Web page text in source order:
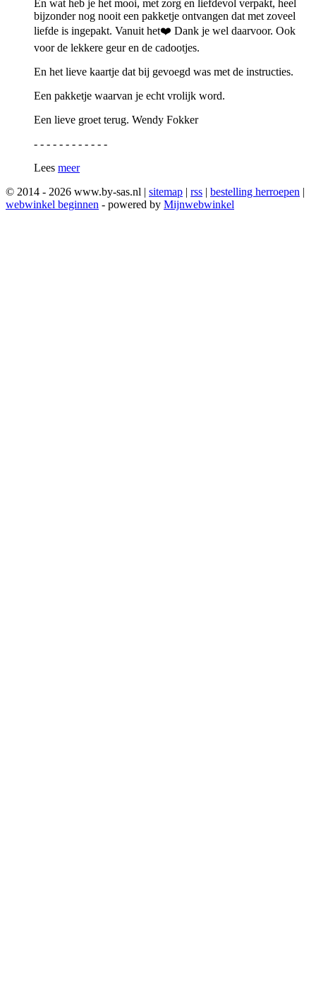
En wat heb je het mooi, met zorg en liefdevol verpakt, heel
bijzonder nog nooit een pakketje ontvangen dat met zoveel
liefde is ingepakt. Vanuit het❤️ Dank je wel daarvoor. Ook
voor de lekkere geur en de cadootjes.
En het lieve kaartje dat bij gevoegd was met de instructies.
Een pakketje waarvan je echt vrolijk word.
Een lieve groet terug. Wendy Fokker
- - - - - - - - - - - -
Lees meer
© 2014 - 2026 www.by-sas.nl | sitemap | rss | bestelling herroepen |
webwinkel beginnen - powered by Mijnwebwinkel